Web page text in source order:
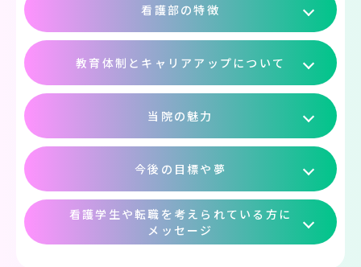
看護部の特徴
教育体制とキャリアアップについて
当院の魅力
今後の目標や夢
看護学生や転職を考えられている方に
メッセージ